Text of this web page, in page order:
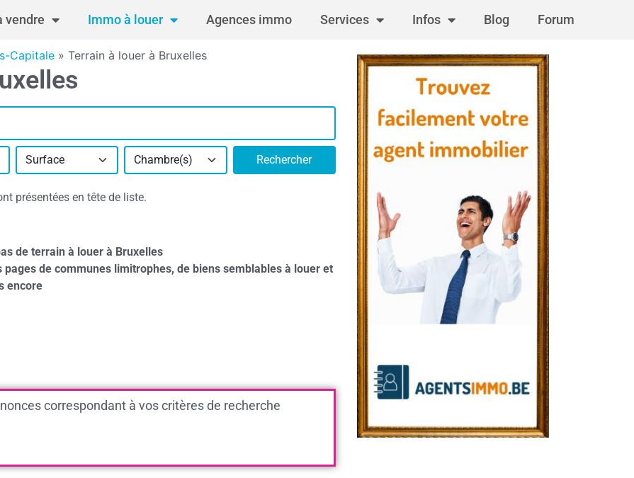
vendre Immo à louer Agences immo Services Infos Blog Forum
Capitale » Terrain à louer à Bruxelles
Surface Chambre(s) Rechercher
présentées en tête de liste.
de terrain à louer à Bruxelles
de communes limitrophes, de biens semblables à louer et
encore
correspondant à vos critères de recherche